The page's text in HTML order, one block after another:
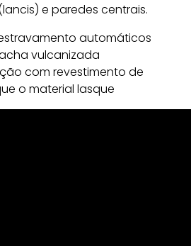
e paredes centrais.
automáticos
vulcanizada
com revestimento de
o material lasque